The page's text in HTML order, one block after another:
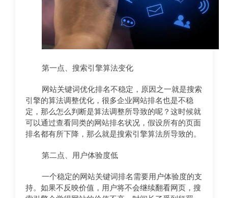
第一点、搜索引擎算法变化
网站关键词优化排名不稳定，原因之一就是搜索
引擎的算法调整优化，很多企业网站排名也是不稳
定，那么怎么判断是算法调整所导致的呢？这时候就
可以通过查看同类的网站排名状况，假设所有的页面
排名都有所下降，那么就是搜索引擎算法所导致的。
第二点、用户体验度低
一个稳定的网站关键词排名需要用户体验度的支
持。如果不反映价值，用户将不会继续翻看网页，搜